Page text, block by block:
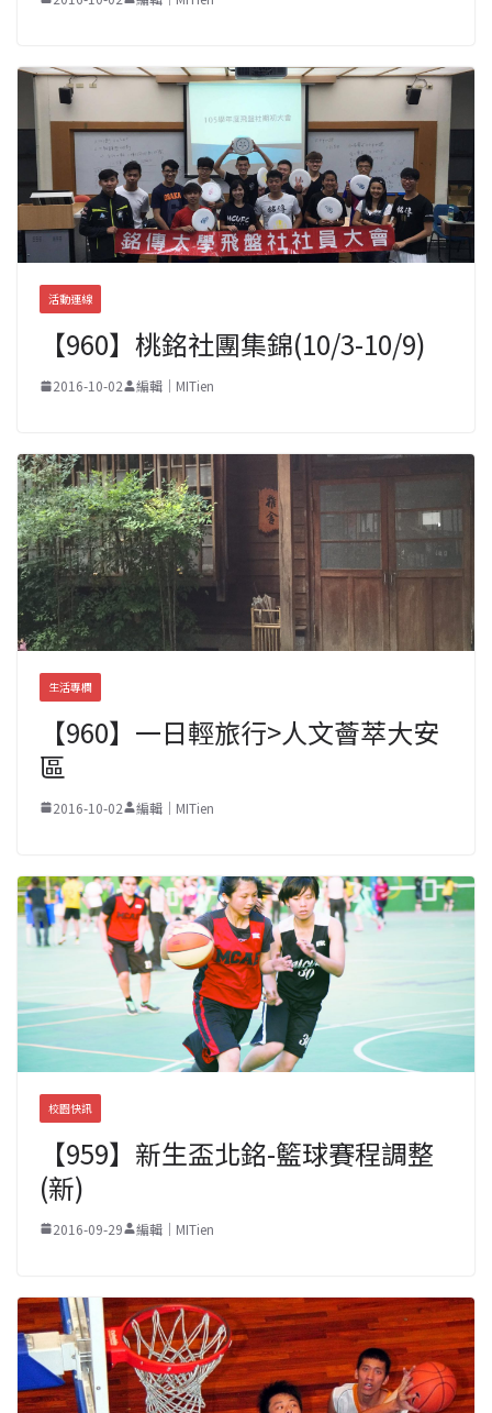
活動連線
【960】桃銘社團集錦(10/3-10/9)
2016-10-02 編輯｜MITien
生活專欄
【960】一日輕旅行>人文薈萃大安
區
2016-10-02 編輯｜MITien
校園快訊
【959】新生盃北銘-籃球賽程調整
(新)
2016-09-29 編輯｜MITien